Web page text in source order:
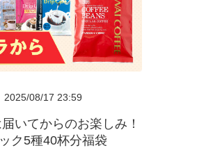
2025/08/17 23:59
いてからのお楽しみ！
ク5種40杯分福袋